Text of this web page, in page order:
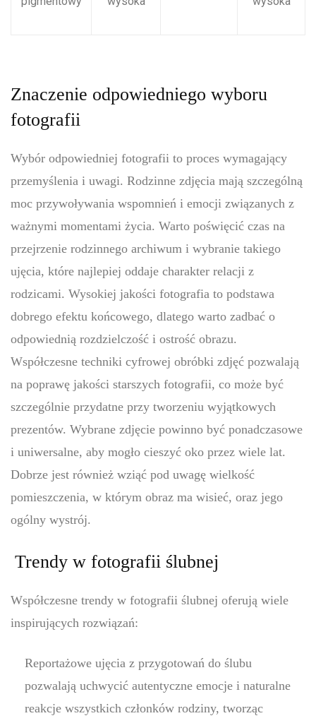
Znaczenie odpowiedniego wyboru
fotografii
Wybór odpowiedniej fotografii to proces wymagający
przemyślenia i uwagi. Rodzinne zdjęcia mają szczególną
moc przywoływania wspomnień i emocji związanych z
ważnymi momentami życia. Warto poświęcić czas na
przejrzenie rodzinnego archiwum i wybranie takiego
ujęcia, które najlepiej oddaje charakter relacji z
rodzicami. Wysokiej jakości fotografia to podstawa
dobrego efektu końcowego, dlatego warto zadbać o
odpowiednią rozdzielczość i ostrość obrazu.
Współczesne techniki cyfrowej obróbki zdjęć pozwalają
na poprawę jakości starszych fotografii, co może być
szczególnie przydatne przy tworzeniu wyjątkowych
prezentów. Wybrane zdjęcie powinno być ponadczasowe
i uniwersalne, aby mogło cieszyć oko przez wiele lat.
Dobrze jest również wziąć pod uwagę wielkość
pomieszczenia, w którym obraz ma wisieć, oraz jego
ogólny wystrój.
Trendy w fotografii ślubnej
Współczesne trendy w fotografii ślubnej oferują wiele
inspirujących rozwiązań:
Reportażowe ujęcia z przygotowań do ślubu
pozwalają uchwycić autentyczne emocje i naturalne
reakcje wszystkich członków rodziny, tworząc